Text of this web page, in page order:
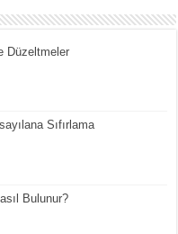
Düzeltmeler
Sıfırlama
Bulunur?